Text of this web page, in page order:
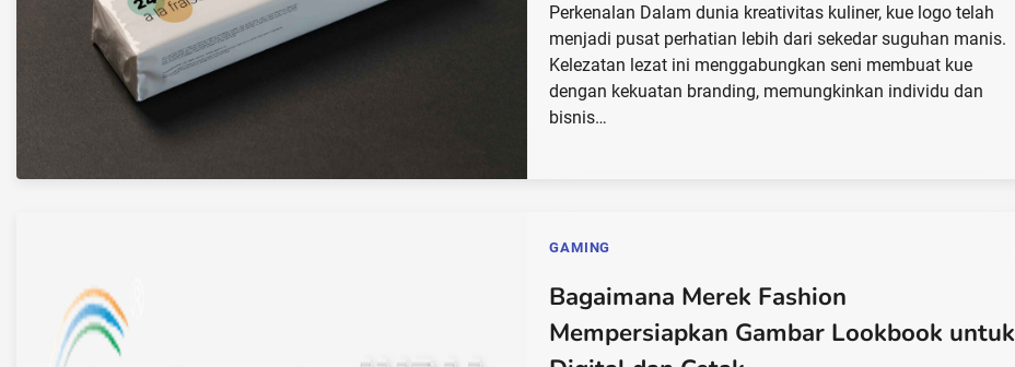
Perkenalan Dalam dunia kreativitas kuliner, kue logo telah
menjadi pusat perhatian lebih dari sekedar suguhan manis.
Kelezatan lezat ini menggabungkan seni membuat kue
dengan kekuatan branding, memungkinkan individu dan
bisnis…
GAMING
Bagaimana Merek Fashion
Mempersiapkan Gambar Lookbook untuk